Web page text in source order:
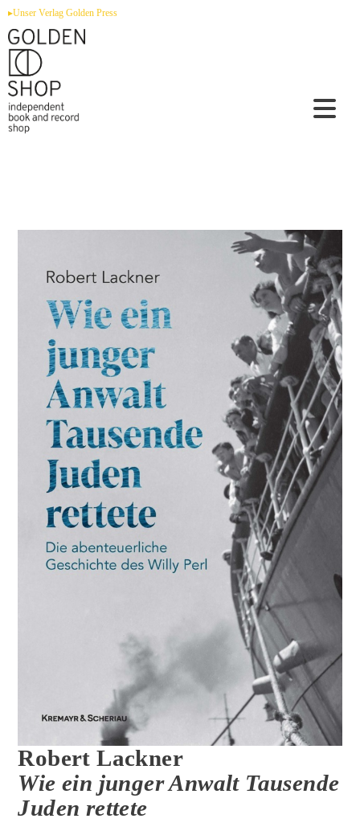
Zum
springen
▸Unser Verlag Golden Press
Robert Lackner
Wie ein junger Anwalt Tausende
Juden rettete